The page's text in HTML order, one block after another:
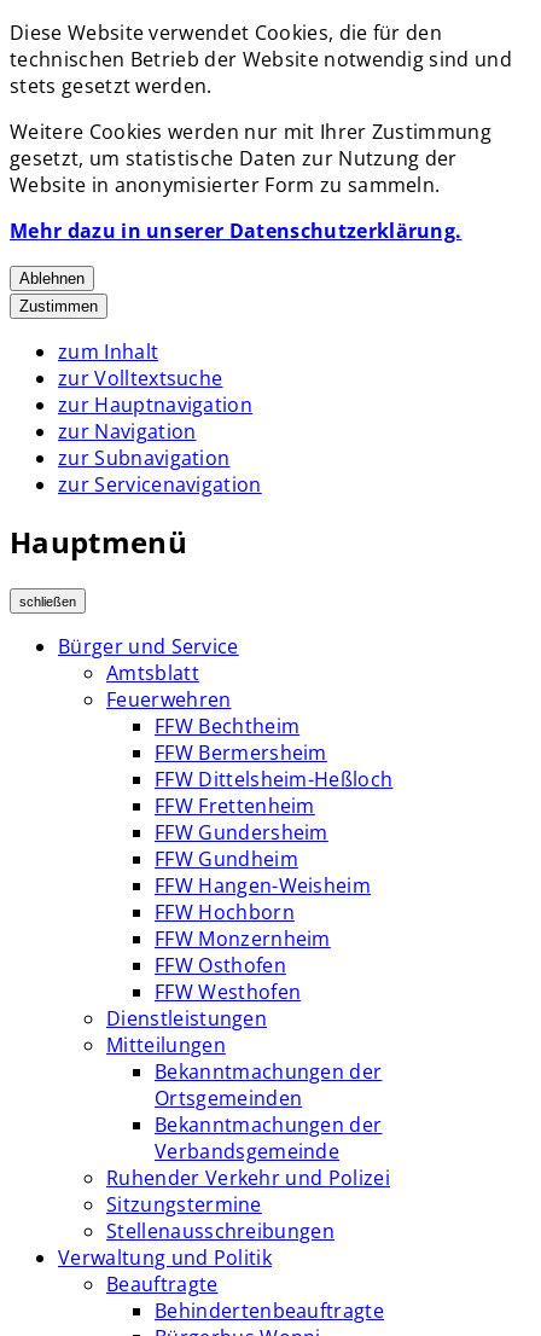
Diese Website verwendet Cookies, die für den
technischen Betrieb der Website notwendig sind und
stets gesetzt werden.
Weitere Cookies werden nur mit Ihrer Zustimmung
gesetzt, um statistische Daten zur Nutzung der
Website in anonymisierter Form zu sammeln.
Mehr dazu in unserer Datenschutzerklärung.
Ablehnen
Zustimmen
zum Inhalt
zur Volltextsuche
zur Hauptnavigation
zur Navigation
zur Subnavigation
zur Servicenavigation
Hauptmenü
schließen
Bürger und Service
Amtsblatt
Feuerwehren
FFW Bechtheim
FFW Bermersheim
FFW Dittelsheim-Heßloch
FFW Frettenheim
FFW Gundersheim
FFW Gundheim
FFW Hangen-Weisheim
FFW Hochborn
FFW Monzernheim
FFW Osthofen
FFW Westhofen
Dienstleistungen
Mitteilungen
Bekanntmachungen der
Ortsgemeinden
Bekanntmachungen der
Verbandsgemeinde
Ruhender Verkehr und Polizei
Sitzungstermine
Stellenausschreibungen
Verwaltung und Politik
Beauftragte
Behindertenbeauftragte